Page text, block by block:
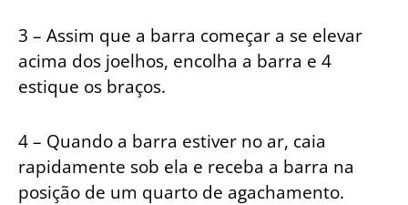
3 – Assim que a barra começar a se elevar
acima dos joelhos, encolha a barra e 4
estique os braços.
4 – Quando a barra estiver no ar, caia
rapidamente sob ela e receba a barra na
posição de um quarto de agachamento.